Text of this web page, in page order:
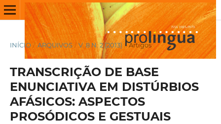
INÍCIO / ARQUIVOS / V. 8 N. 2 (2013) / Artigos
TRANSCRIÇÃO DE BASE
ENUNCIATIVA EM DISTÚRBIOS
AFÁSICOS: ASPECTOS
PROSÓDICOS E GESTUAIS